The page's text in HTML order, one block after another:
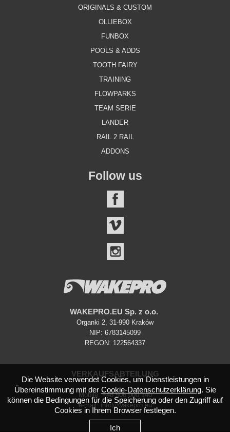
ORIGINALS & CUSTOM
OLLIEBOX
FUNBOX
POOLS & ADDS
TOOTH FAIRY
TRAINING
FLOWPARKS
TEAM SERIE
LANDER
RAIL 2 RAIL
ADDONS
Follow us
WAKEPRO.EU Sp. z o.o.
Organki 2, 31-990 Kraków
NIP: 6783145099
REGON: 122564337
VERKAUFSABTEILUNG
Mobile: +48 506 000 140
e-mail: info@wakepro.eu
Die Website verwendet Cookies, um Dienstleistungen in
Übereinstimmung mit der Cookie-Datenschutzerklärung. Sie
können die Bedingungen für die Speicherung oder den Zugriff auf
Cookies in Ihrem Browser festlegen.
Ich